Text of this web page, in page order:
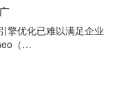
擎优化已难以满足企业
（…